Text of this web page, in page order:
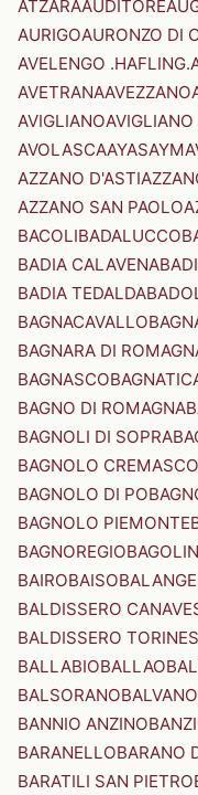
ATZARAAUDITORE
AURIGOAURONZO DI
AVELENGO .HAFLING.
AVETRANAAVEZZANO
AVIGLIANO
AVOLASCAAYAS
AZZANO D'ASTI
AZZANO SAN PAOLO
BACOLIBADALUCCO
BADIA CALAVENA
BADIA TEDALDA
BAGNACAVALLO
BAGNARA DI
BAGNASCO
BAGNO DI ROMAGNA
BAGNOLI DI SOPRA
BAGNOLO CREMASCO
BAGNOLO DI PO
BAGNOLO PIEMONTE
BAGNOREGIO
BAIROBAISO
BALDISSERO
BALDISSERO
BALLABIOBALLAO
BALSORANOBALVANO
BANNIO ANZINOBANZI
BARANELLOBARANO
BARATILI SAN PIETRO